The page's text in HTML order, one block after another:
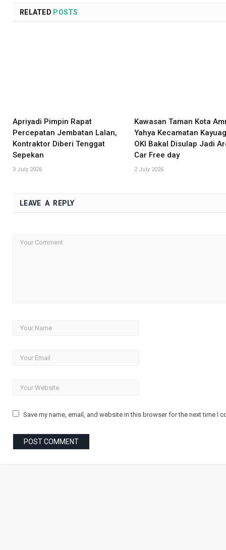
RELATED POSTS
Apriyadi Pimpin Rapat
Percepatan Jembatan Lalan,
Kontraktor Diberi Tenggat
Sepekan
3 July 2026
Kawasan Taman Kota
Yahya Kecamatan
OKI Bakal Disulap Jadi
Car Free day
2 July 2026
LEAVE A REPLY
Save my name, email, and website in this browser for the next time I